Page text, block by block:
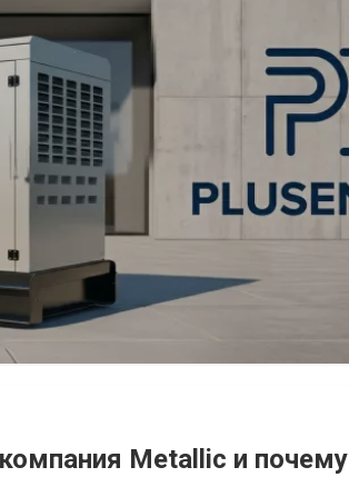
Metallic и почему